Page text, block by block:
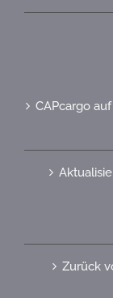
CAPcargo
Zurück